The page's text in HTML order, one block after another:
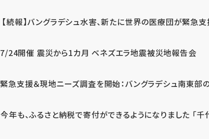
【続報】バングラデシュ水害、新たに世界の医療団が緊急
7/24開催 震災から1カ月 ベネズエラ地震被災地報告会
緊急支援＆現地ニーズ調査を開始：バングラデシュ南東部
今年も、ふるさと納税で寄付ができるようになりました 「